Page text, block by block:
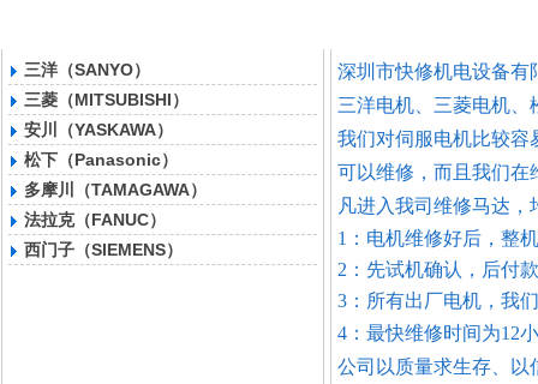
三洋（SANYO）
三菱（MITSUBISHI）
安川（YASKAWA）
松下（Panasonic）
多摩川（TAMAGAWA）
法拉克（FANUC）
西门子（SIEMENS）
深圳市快修机电设备有
三洋电机、三菱电机
我们对伺服电机比较容
可以维修，而且我们在
凡进入我司维修马达，
1：电机维修好后，整
2：先试机确认，后付
3：所有出厂电机，我
4：最快维修时间为12
公司以质量求生存、以